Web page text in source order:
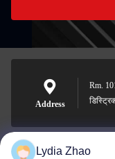
Address
Rm.
Lydia Zhao